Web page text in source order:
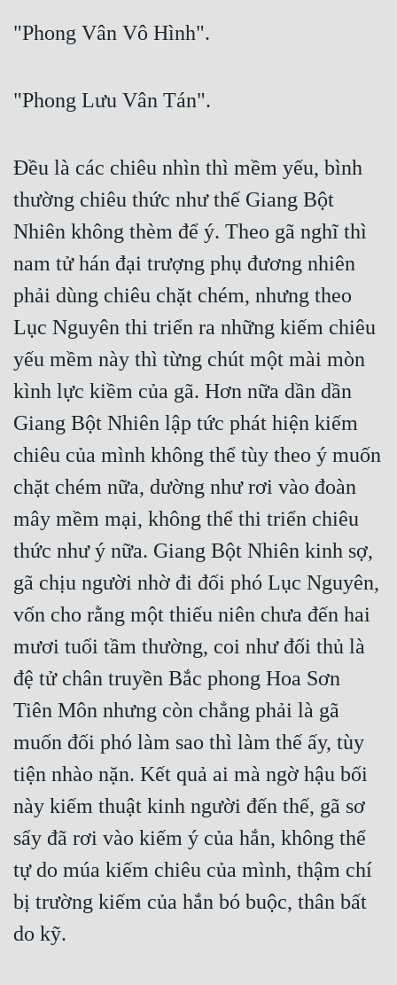
"Phong Vân Vô Hình".
"Phong Lưu Vân Tán".
Đều là các chiêu nhìn thì mềm yếu, bình
thường chiêu thức như thế Giang Bột
Nhiên không thèm để ý. Theo gã nghĩ thì
nam tử hán đại trượng phụ đương nhiên
phải dùng chiêu chặt chém, nhưng theo
Lục Nguyên thi triển ra những kiếm chiêu
yếu mềm này thì từng chút một mài mòn
kình lực kiềm của gã. Hơn nữa dần dần
Giang Bột Nhiên lập tức phát hiện kiếm
chiêu của mình không thể tùy theo ý muốn
chặt chém nữa, dường như rơi vào đoàn
mây mềm mại, không thể thi triển chiêu
thức như ý nữa. Giang Bột Nhiên kinh sợ,
gã chịu người nhờ đi đối phó Lục Nguyên,
vốn cho rằng một thiếu niên chưa đến hai
mươi tuổi tầm thường, coi như đối thủ là
đệ tử chân truyền Bắc phong Hoa Sơn
Tiên Môn nhưng còn chẳng phải là gã
muốn đối phó làm sao thì làm thế ấy, tùy
tiện nhào nặn. Kết quả ai mà ngờ hậu bối
này kiếm thuật kinh người đến thế, gã sơ
sẩy đã rơi vào kiếm ý của hắn, không thể
tự do múa kiếm chiêu của mình, thậm chí
bị trường kiếm của hắn bó buộc, thân bất
do kỹ.